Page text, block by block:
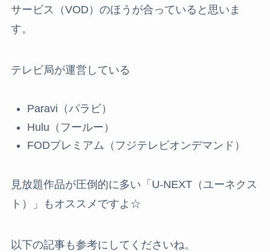
サービス（VOD）のほうが合っていると思いま
す。
テレビ局が運営している
Paravi（パラビ）
Hulu（フールー）
FODプレミアム（フジテレビオンデマンド）
見放題作品が圧倒的に多い「U-NEXT（ユーネクス
ト）」もオススメですよ☆
以下の記事も参考にしてくださいね。